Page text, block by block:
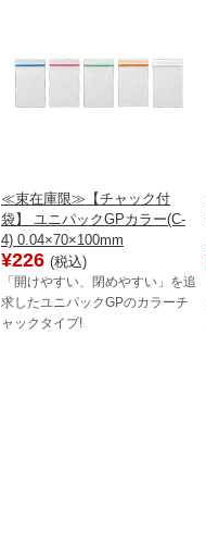
≪束在庫限≫【チャック付
袋】 ユニパックGPカラー(C-
4) 0.04×70×100mm
¥226 (税込)
「開けやすい、閉めやすい」を追
求したユニパックGPのカラーチ
ャックタイプ!